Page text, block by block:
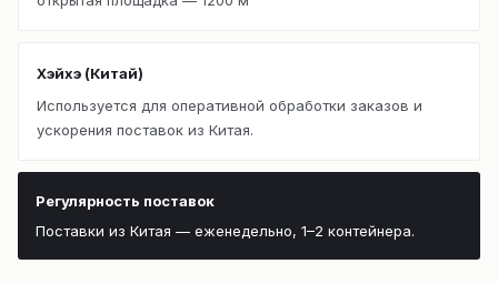
Хэйхэ (Китай)
Используется для оперативной обработки заказов и
ускорения поставок из Китая.
Регулярность поставок
Поставки из Китая — еженедельно, 1–2 контейнера.